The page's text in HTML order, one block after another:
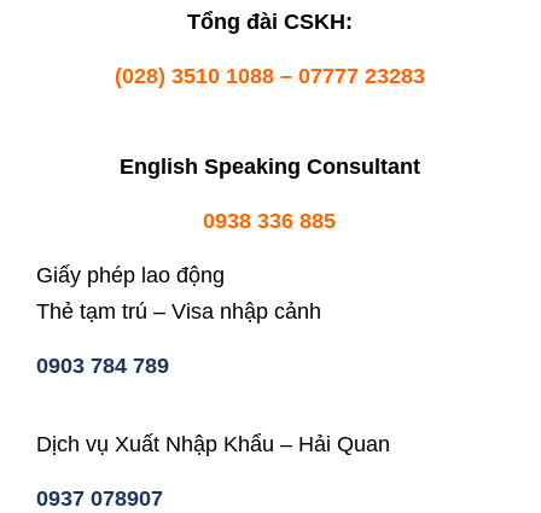
Tổng đài CSKH:
(028) 3510 1088 – 07777 23283
English Speaking Consultant
0938 336 885
Giấy phép lao động
Thẻ tạm trú – Visa nhập cảnh
0903 784 789
Dịch vụ Xuất Nhập Khẩu – Hải Quan
0937 078907